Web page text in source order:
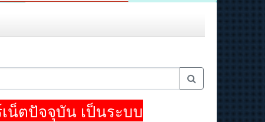
น็ตปัจจุบัน เป็นระบบ